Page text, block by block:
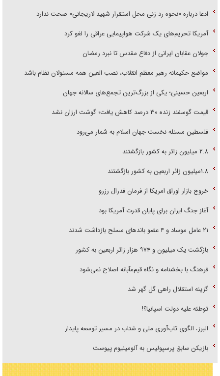
ادعا درباره «نحوه رد زنی محل استقرار شهید لاریجانی» صحت ندارد
آمریکا تحریم‌های یک شرکت هواپیمایی عراقی را لغو کرد
جولان عقابان ایرانی از دفاع مقدس تا نبرد رمضان
مواضع حکیمانه رهبر معظم انقلاب، نصب العین همه مسئولان نظام باشد
اربعین حسینی؛ یکی از بزرگ‌ترین تجمع‌های سالانه جهان
قیمت گوسفند زنده ۳۰ درصد کاهش یافت؛ گوشت ارزان نشد
فلسطین مسئله نخست جهان اسلام به شمار می‌رود
۲.۸ میلیون زائر به کشور بازگشتند
۱.۸میلیون زائر اربعین به کشور بازگشتند
خروج بازار اوراق امریکا از فرمان فدرال رزرو
آغاز جنگ ایران برای پایان قدرت آمریکا بود
۲۱ عامل موساد و ۴ عضو باند‌های مسلح بازداشت شدند
بازگشت یک میلیون و ۹۷۴ هزار زائر اربعین به کشور
فرهنگ با بخشنامه و نگاه قیم‌مآبانه اصلاح نمی‌شود
گزینه استقلال راهی گل گهر شد
توطئه علیه دولت اسپانیا؟!
البرز، الگوی تاب‌آوری ملی و شتاب در مسیر توسعه پایدار
بازیکن سابق پرسپولیس به آلومینیوم پیوست